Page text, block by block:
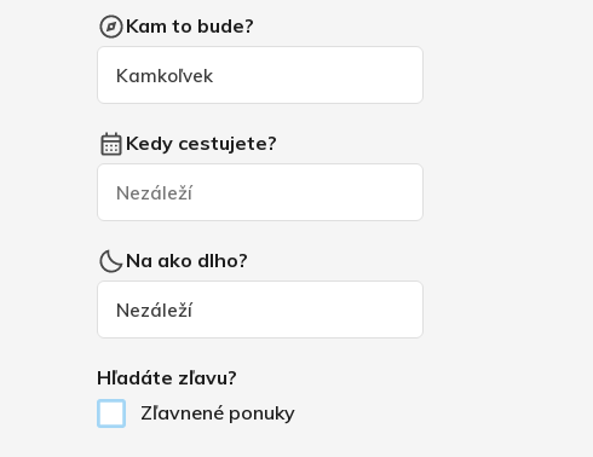
Kam to bude?
Kedy cestujete?
Na ako dlho?
Hľadáte zľavu?
Zľavnené ponuky